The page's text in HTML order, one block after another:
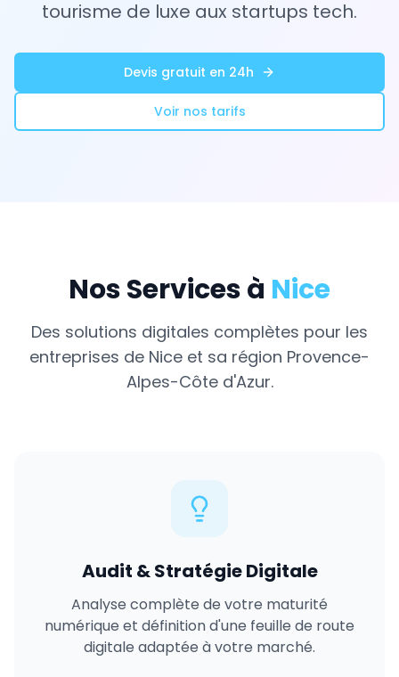
tourisme de luxe aux startups tech.
Devis gratuit en 24h
Voir nos tarifs
Nos Services à Nice
Des solutions digitales complètes pour les
entreprises de Nice et sa région Provence-
Alpes-Côte d'Azur.
Audit & Stratégie Digitale
Analyse complète de votre maturité
numérique et définition d'une feuille de route
digitale adaptée à votre marché.